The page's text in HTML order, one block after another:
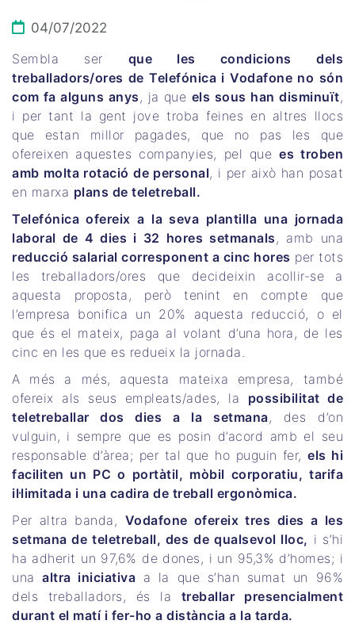
04/07/2022
Sembla ser que les condicions dels
treballadors/ores de Telefónica i Vodafone no són
com fa alguns anys, ja que els sous han disminuït,
i per tant la gent jove troba feines en altres llocs
que estan millor pagades, que no pas les que
ofereixen aquestes companyies, pel quees troben
amb molta rotació de personal, i per això han posat
en marxa plans de teletreball.
Telefónica ofereix a la seva plantilla una jornada
laboral de 4 dies i 32 hores setmanals, amb una
reducció salarial corresponent a cinc hores per tots
les treballadors/ores que decideixin acollir-se a
aquesta proposta, però tenint en compte que
l’empresa bonifica un 20% aquesta reducció, o el
que és el mateix, paga al volant d’una hora, de les
cinc en les que es redueix la jornada.
A més a més, aquesta mateixa empresa, també
ofereix als seus empleats/ades, la possibilitat de
teletreballar dos dies a la setmana, des d’on
vulguin, i sempre que es posin d’acord amb el seu
responsable d’àrea; per tal que ho puguin fer,els hi
faciliten un PC o portàtil, mòbil corporatiu, tarifa
il·limitada i una cadira de treball ergonòmica.
Per altra banda, Vodafone ofereix tres dies a les
setmana de teletreball, des de qualsevol lloc, i s’hi
ha adherit un 97,6% de dones, i un 95,3% d’homes; i
unaaltra iniciativa a la que s’han sumat un 96%
dels treballadors, és la treballar presencialment
durant el matí i fer-ho a distància a la tarda.